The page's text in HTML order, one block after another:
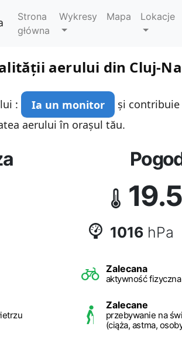
Strona
główna
Wykresy Mapa Lokacje
aerului din Cluj-
: Ia un monitor
și
aerului în orașul tău.
19.5
1016 hPa
Zalecana
aktywność
Zalecane
przebywanie na
(ciąża, astma,